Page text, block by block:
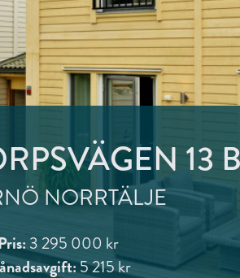
13
NORRTÄLJE
3 295 000 kr
5 215 kr